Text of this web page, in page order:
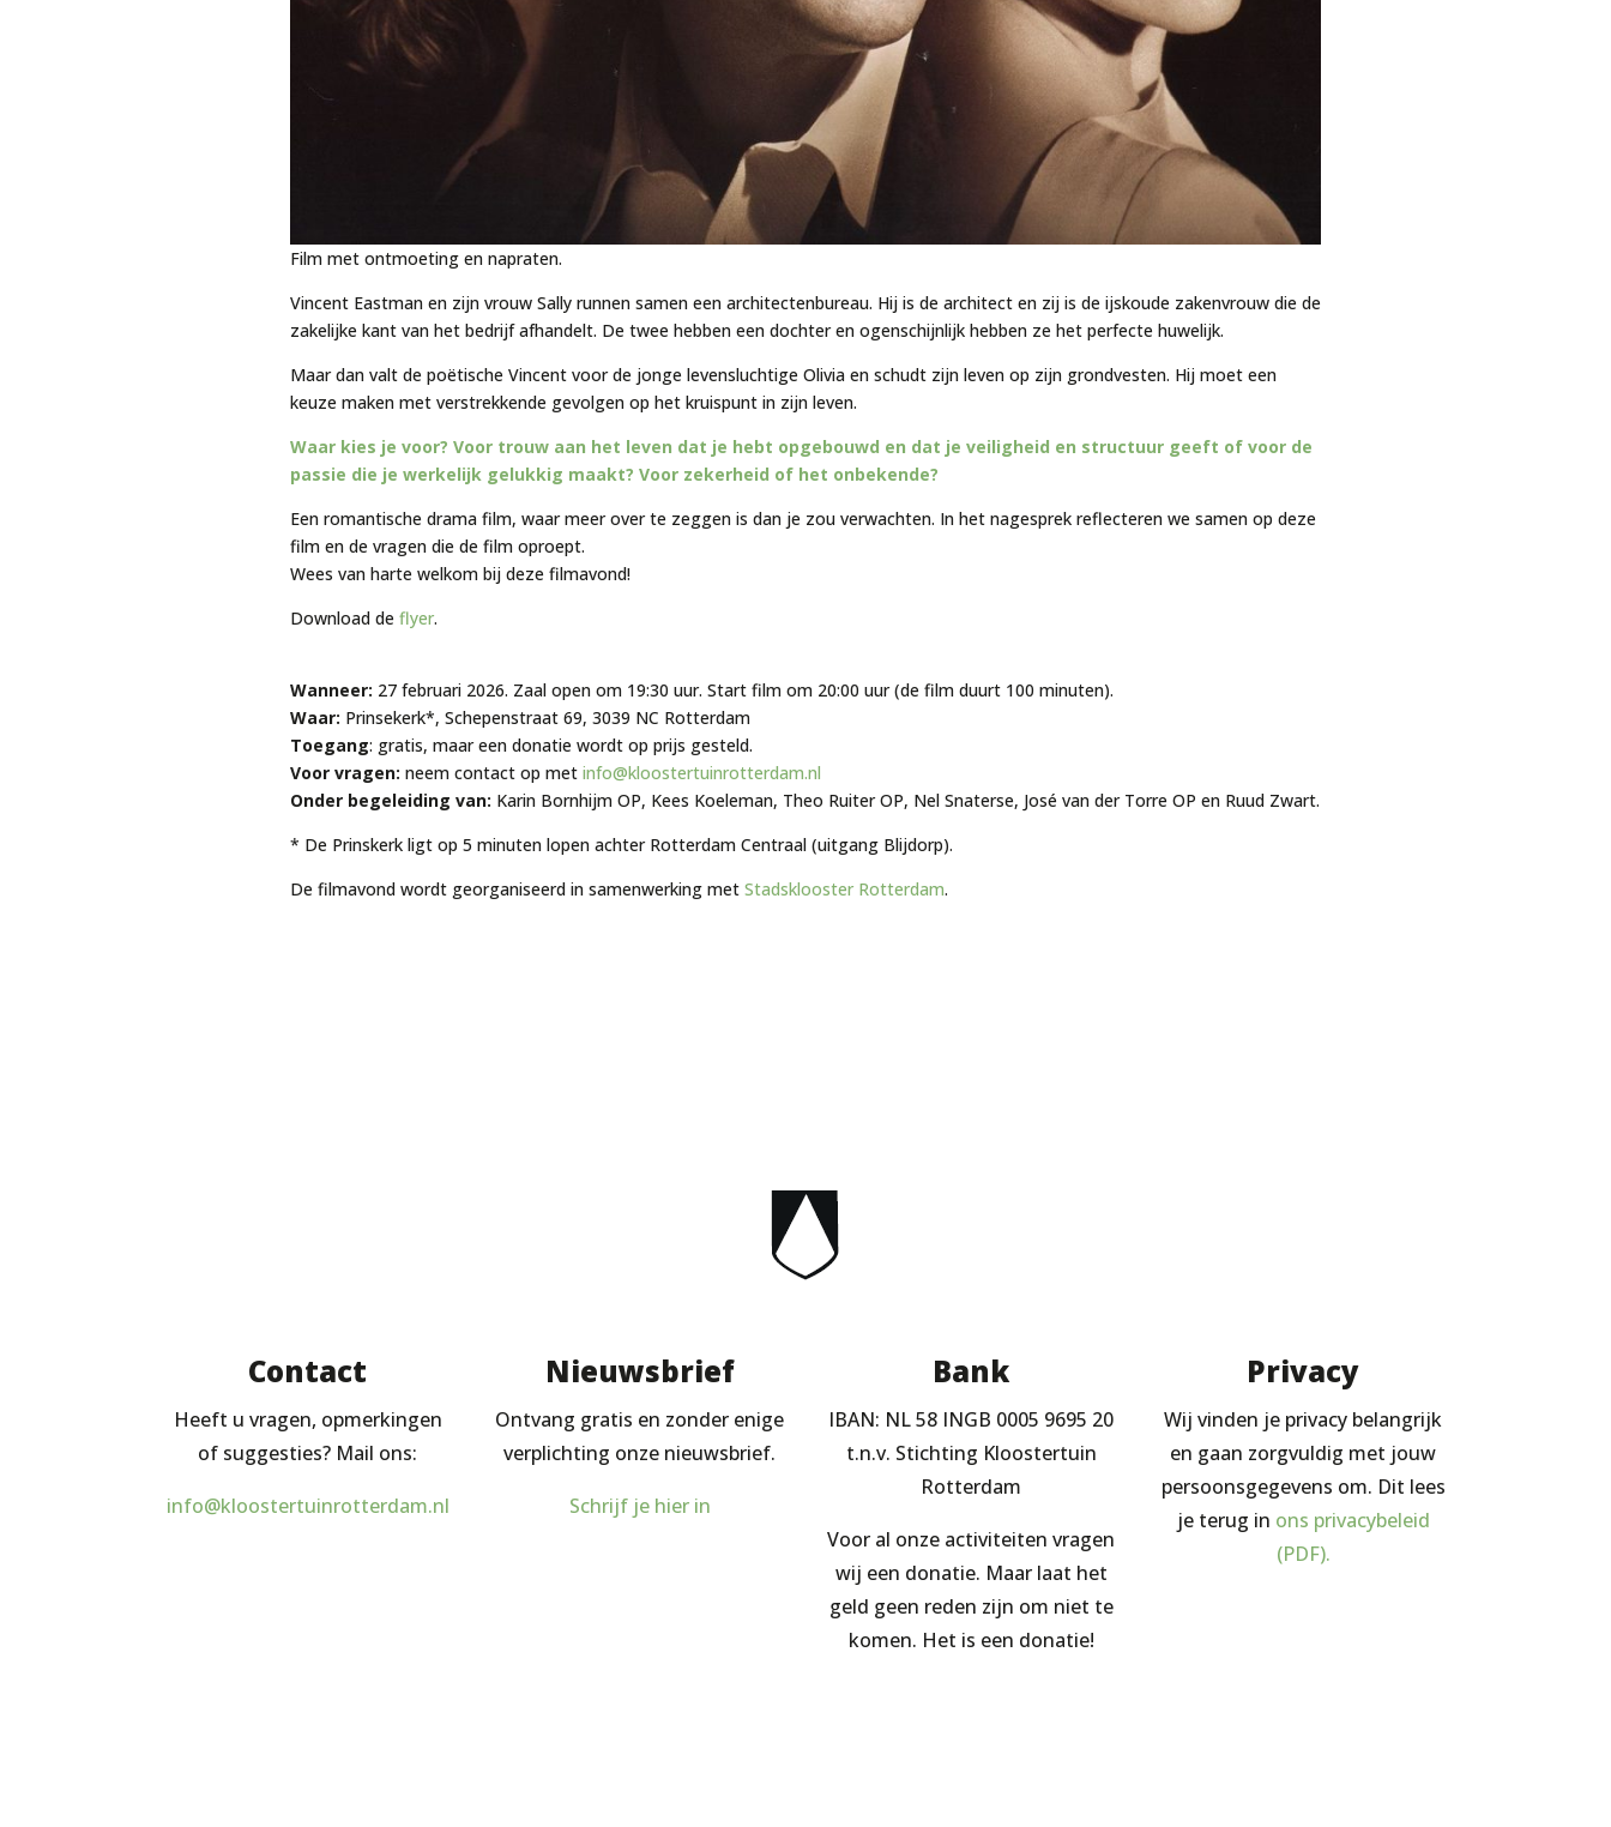
Film met ontmoeting en napraten.
Vincent Eastman en zijn vrouw Sally runnen samen een architectenbureau. Hij is de architect en zij is de ijskoude zakenvrouw die de
zakelijke kant van het bedrijf afhandelt. De twee hebben een dochter en ogenschijnlijk hebben ze het perfecte huwelijk.
Maar dan valt de poëtische Vincent voor de jonge levensluchtige Olivia en schudt zijn leven op zijn grondvesten. Hij moet een
keuze maken met verstrekkende gevolgen op het kruispunt in zijn leven.
Waar kies je voor? Voor trouw aan het leven dat je hebt opgebouwd en dat je veiligheid en structuur geeft of voor de
passie die je werkelijk gelukkig maakt? Voor zekerheid of het onbekende?
Een romantische drama film, waar meer over te zeggen is dan je zou verwachten. In het nagesprek reflecteren we samen op deze
film en de vragen die de film oproept.
Wees van harte welkom bij deze filmavond!
Download de flyer.
Wanneer: 27 februari 2026. Zaal open om 19:30 uur. Start film om 20:00 uur (de film duurt 100 minuten).
Waar: Prinsekerk*, Schepenstraat 69, 3039 NC Rotterdam
Toegang: gratis, maar een donatie wordt op prijs gesteld.
Voor vragen: neem contact op met info@kloostertuinrotterdam.nl
Onder begeleiding van: Karin Bornhijm OP, Kees Koeleman, Theo Ruiter OP, Nel Snaterse, José van der Torre OP en Ruud Zwart.
* De Prinskerk ligt op 5 minuten lopen achter Rotterdam Centraal (uitgang Blijdorp).
De filmavond wordt georganiseerd in samenwerking met Stadsklooster Rotterdam.
Contact
Heeft u vragen, opmerkingen
of suggesties? Mail ons:
info@kloostertuinrotterdam.nl
Nieuwsbrief
Ontvang gratis en zonder enige
verplichting onze nieuwsbrief.
Schrijf je hier in
Bank
IBAN: NL 58 INGB 0005 9695 20
t.n.v. Stichting Kloostertuin
Rotterdam
Voor al onze activiteiten vragen
wij een donatie. Maar laat het
geld geen reden zijn om niet te
komen. Het is een donatie!
Privacy
Wij vinden je privacy belangrijk
en gaan zorgvuldig met jouw
persoonsgegevens om. Dit lees
je terug in ons privacybeleid
(PDF).